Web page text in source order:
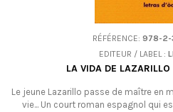
RÉFÉRENCE: 978-2-
EDITEUR / LABEL :
LA VIDA DE
Le jeune Lazarillo passe de maître en
vie... Un court roman espagnol qui